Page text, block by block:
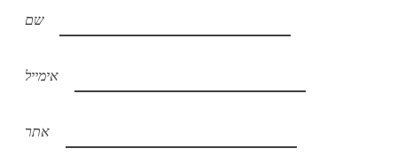
שם
אימייל
אתר